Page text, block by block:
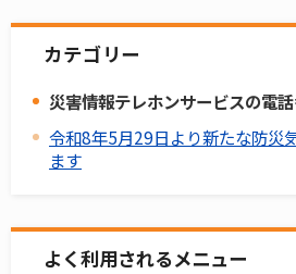
カテゴリー
災害情報テレホンサービスの電
令和8年5月29日より新たな防災
ます
よく利用されるメニュー